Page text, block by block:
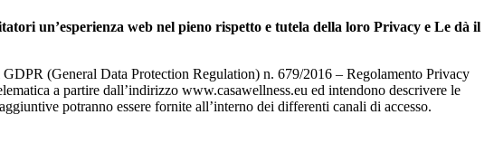
un’esperienza web nel pieno rispetto e tutela della loro Privacy e Le dà il
(General Data Protection Regulation) n. 679/2016 – Regolamento Privacy
a partire dall’indirizzo www.casawellness.eu ed intendono descrivere le
potranno essere fornite all’interno dei differenti canali di accesso.